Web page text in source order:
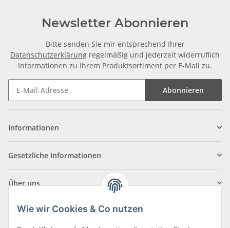
Newsletter Abonnieren
Bitte senden Sie mir entsprechend Ihrer
Datenschutzerklärung regelmäßig und jederzeit widerruflich
Informationen zu Ihrem Produktsortiment per E-Mail zu.
Abonnieren
Informationen
Gesetzliche Informationen
Über uns
Wie wir Cookies & Co nutzen